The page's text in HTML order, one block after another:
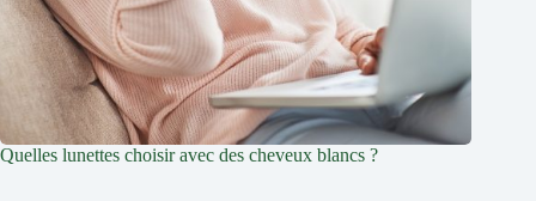
Quelles lunettes choisir avec des cheveux blancs ?